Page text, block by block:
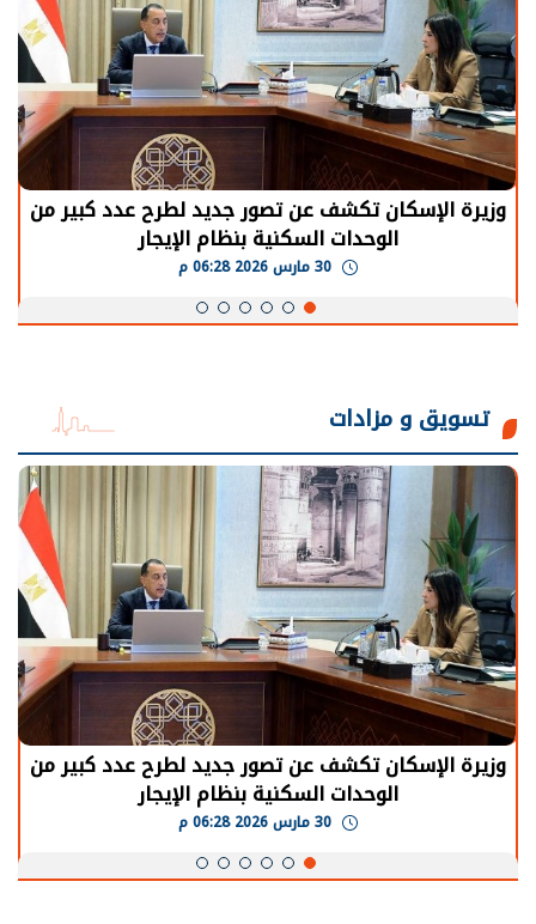
جديد لطرح عدد كبير من
بنظام الإيجار
الرئيس السيسي:
يحتاج إلى سنوات
تسويق و مزادات
عن تصور جديد لطرح عدد كبير من
السكنية بنظام الإيجار
الرئيس